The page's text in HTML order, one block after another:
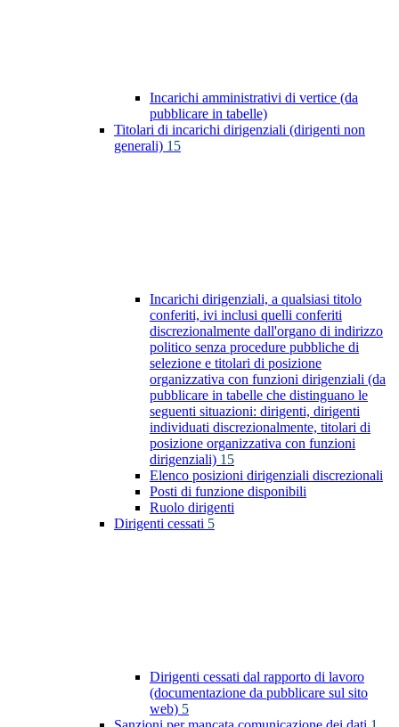
Incarichi amministrativi di vertice (da
pubblicare in tabelle)
Titolari di incarichi dirigenziali (dirigenti non
generali) 15
Incarichi dirigenziali, a qualsiasi titolo
conferiti, ivi inclusi quelli conferiti
discrezionalmente dall'organo di indirizzo
politico senza procedure pubbliche di
selezione e titolari di posizione
organizzativa con funzioni dirigenziali (da
pubblicare in tabelle che distinguano le
seguenti situazioni: dirigenti, dirigenti
individuati discrezionalmente, titolari di
posizione organizzativa con funzioni
dirigenziali) 15
Elenco posizioni dirigenziali discrezionali
Posti di funzione disponibili
Ruolo dirigenti
Dirigenti cessati 5
Dirigenti cessati dal rapporto di lavoro
(documentazione da pubblicare sul sito
web) 5